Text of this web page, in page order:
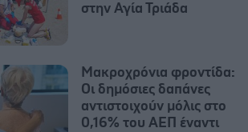
στην Αγία Τριάδα
Mακροχρόνια φροντίδα:
Oι δημόσιες δαπάνες
αντιστοιχούν μόλις στο
0,16% του ΑΕΠ έναντι